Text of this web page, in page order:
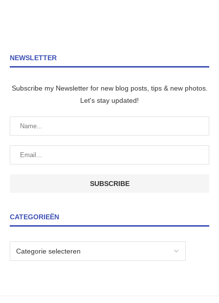
NEWSLETTER
Subscribe my Newsletter for new blog posts, tips & new photos.
Let's stay updated!
CATEGORIEËN